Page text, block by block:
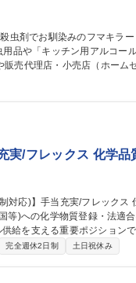
売代理店・小売店（ホーム
剤事業を展開しております
実/フレックス 化学品
等)への化学物質登録・法適
給を支える重要ポジションで
録等の対■各国輸入実績数量
門職の極みだけでなく海外
完全週休2日制 土日祝休み